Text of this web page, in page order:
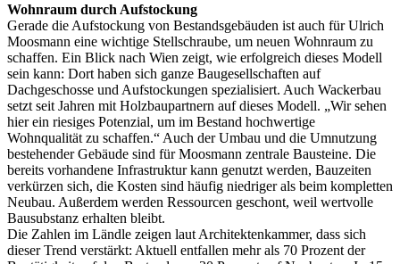
Wohnraum durch Aufstockung
Gerade die Aufstockung von Bestandsgebäuden ist auch für Ulrich
Moosmann eine wichtige Stellschraube, um neuen Wohnraum zu
schaffen. Ein Blick nach Wien zeigt, wie erfolgreich dieses Modell
sein kann: Dort haben sich ganze Baugesellschaften auf
Dachgeschosse und Aufstockungen spezialisiert. Auch Wackerbau
setzt seit Jahren mit Holzbaupartnern auf dieses Modell. „Wir sehen
hier ein riesiges Potenzial, um im Bestand hochwertige
Wohnqualität zu schaffen.“ Auch der Umbau und die Umnutzung
bestehender Gebäude sind für Moosmann zentrale Bausteine. Die
bereits vorhandene Infrastruktur kann genutzt werden, Bauzeiten
verkürzen sich, die Kosten sind häufig niedriger als beim kompletten
Neubau. Außerdem werden Ressourcen geschont, weil wertvolle
Bausubstanz erhalten bleibt.
Die Zahlen im Ländle zeigen laut Architektenkammer, dass sich
dieser Trend verstärkt: Aktuell entfallen mehr als 70 Prozent der